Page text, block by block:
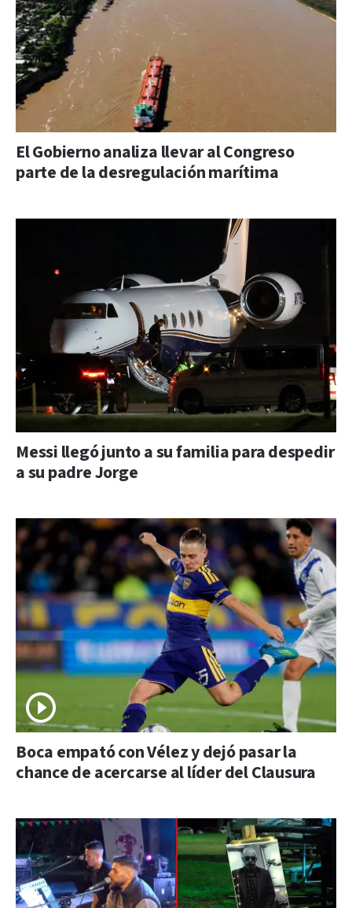
El Gobierno analiza llevar al Congreso
parte de la desregulación marítima
Messi llegó junto a su familia para despedir
a su padre Jorge
Boca empató con Vélez y dejó pasar la
chance de acercarse al líder del Clausura